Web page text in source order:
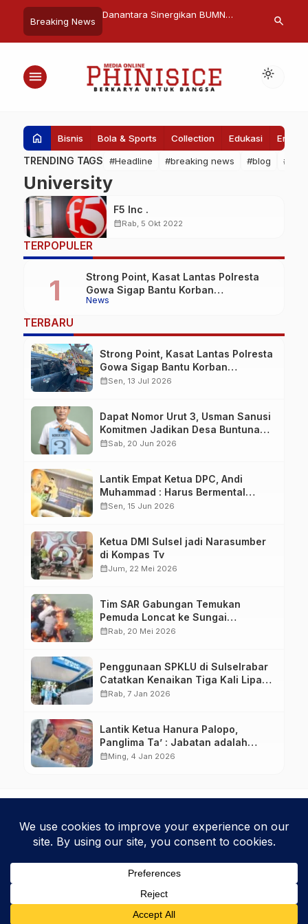
Breaking News
Bagaimana
Danantara Sinergikan BUMN
Tamiang, PLN Sambung Listrik
Plh Sekda
Perkawinan
search
menu light_mode
home Bisnis Bola & Sports Collection Edukasi
TRENDING TAGS #Headline #breaking news #blog
University
F5 Inc .
calendar_monthRab, 5 Okt 2022
TERPOPULER
News
Strong Point, Kasat Lantas Polresta
Gowa Sigap Bantu Korban
Kecelakaan
TERBARU
Strong Point, Kasat Lantas Polresta
Gowa Sigap Bantu Korban
Kecelakaan
calendar_monthSen, 13 Jul 2026
Dapat Nomor Urut 3, Usman Sanusi
Komitmen Jadikan Desa Buntuna
Jauh lebih Baik
calendar_monthSab, 20 Jun 2026
Lantik Empat Ketua DPC, Andi
Muhammad : Harus Bermental
Pejuang
calendar_monthSen, 15 Jun 2026
Ketua DMI Sulsel jadi Narasumber
di Kompas Tv
calendar_monthJum, 22 Mei 2026
Tim SAR Gabungan Temukan
Pemuda Loncat ke Sungai
Pampang Makassar
calendar_monthRab, 20 Mei 2026
Penggunaan SPKLU di Sulselrabar
Catatkan Kenaikan Tiga Kali Lipat
di Tahun 2025
calendar_monthRab, 7 Jan 2026
Lantik Ketua Hanura Palopo,
Panglima Ta’ : Jabatan adalah
amanah siap dipertanggung
calendar_monthMing, 4 Jan 2026